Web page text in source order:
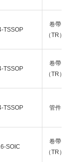
TSSOP
卷帶
（TR）
TSSOP
卷帶
（TR）
TSSOP 管件
SOIC
卷帶
（TR）